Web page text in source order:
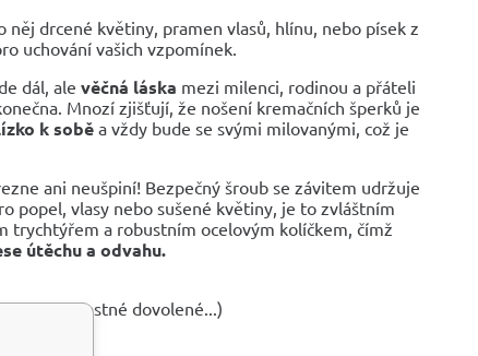
drcené květiny, pramen vlasů, hlínu, nebo písek z
uchování vašich vzpomínek.
dál, ale věčná láska mezi milenci, rodinou a přáteli
Mnozí zjišťují, že nošení kremačních šperků je
k sobě a vždy bude se svými milovanými, což je
ani neušpiní! Bezpečný šroub se závitem udržuje
popel, vlasy nebo sušené květiny, je to zvláštním
trychtýřem a robustním ocelovým kolíčkem, čímž
útěchu a odvahu.
ze šťastné dovolené...)